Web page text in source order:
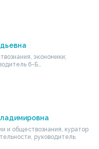
экономики;
6-Б…
и обществознания, куратор
руководитель